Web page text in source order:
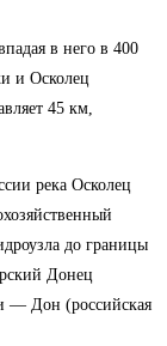
в него в 400
и Осколец
45 км,
река Осколец
до границы
Донец
— Дон (российская